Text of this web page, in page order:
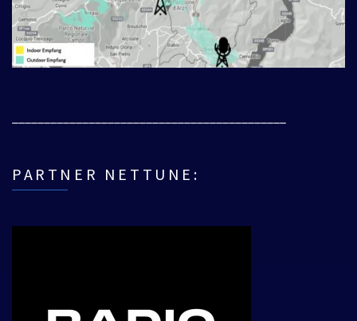
PARTNER NETTUNE: